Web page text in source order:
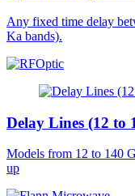
Any fixed time delay
Ka bands).
Delay Lines (12 to
Models from 12 to 140
up